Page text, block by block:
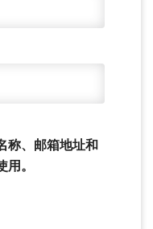
称、邮箱地址和
。